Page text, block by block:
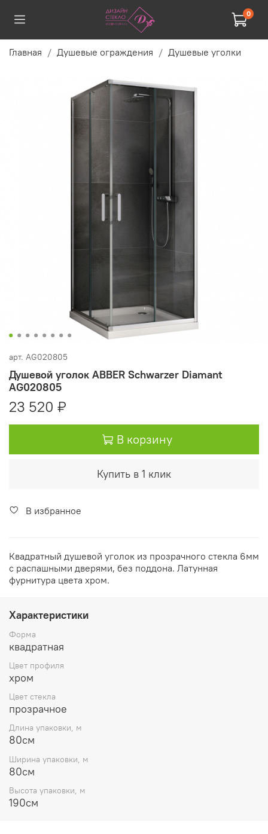
0
Главная Душевые ограждения Душевые уголки
арт. AG020805
Душевой уголок ABBER Schwarzer Diamant
AG020805
23 520 ₽
В корзину
Купить в 1 клик
В избранное
Квадратный душевой уголок из прозрачного стекла 6мм
с распашными дверями, без поддона. Латунная
фурнитура цвета хром.
Характеристики
Форма
квадратная
Цвет профиля
хром
Цвет стекла
прозрачное
Длина упаковки, м
80см
Ширина упаковки, м
80см
Высота упаковки, м
190см